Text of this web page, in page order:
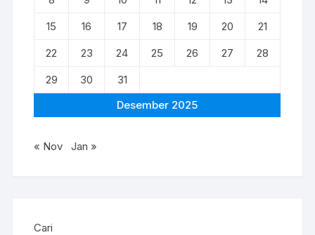
Desember 2025
15
16 17 18 19 20
21
22
23 24 25 26 27
28
29
30 31
« Nov Jan »
Cari